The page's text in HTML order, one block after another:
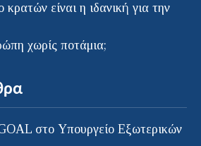
είναι η ιδανική για την
χωρίς ποτάμια;
στο Υπουργείο Εξωτερικών